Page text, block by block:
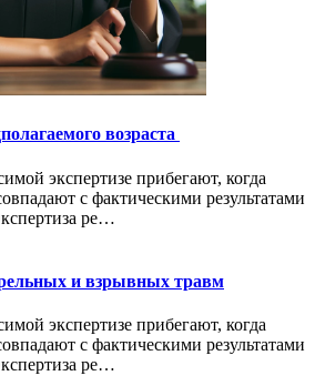
возраста
экспертизе прибегают, когда
с фактическими результатами
ре…
и взрывных травм
экспертизе прибегают, когда
с фактическими результатами
ре…